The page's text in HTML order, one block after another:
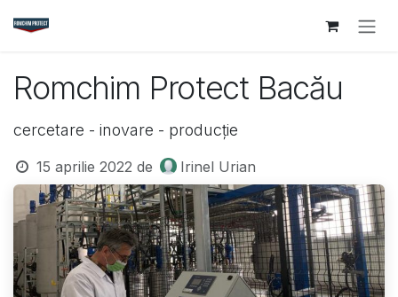
Romchim Protect Bacău
cercetare - inovare - producție
15 aprilie 2022 de Irinel Urian